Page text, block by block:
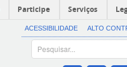
Participe Serviços
ACESSIBILIDADE ALTO